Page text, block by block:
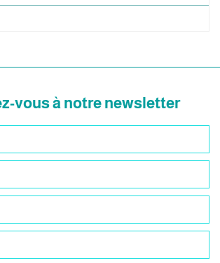
vous à notre newsletter